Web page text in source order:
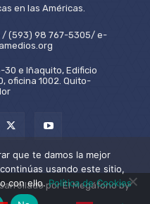
en las Américas.
/ (593) 98 767-5305/ e-
30 e Iñaquito, Edificio
oficina 1002. Quito-
por El Megáfono by
que te damos la mejor
usando este sitio,
con ello.Política de Cookies